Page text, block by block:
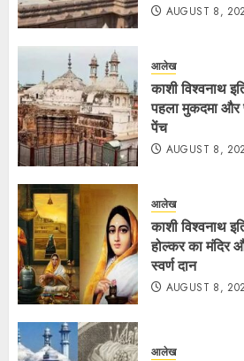
AUGUST 8,
आलेख
काशी विश्वनाथ
पहला मुकदमा और
पेंच
AUGUST 8,
आलेख
काशी विश्वनाथ
होल्कर का मंदिर
स्वर्ण दान
AUGUST 8,
आलेख